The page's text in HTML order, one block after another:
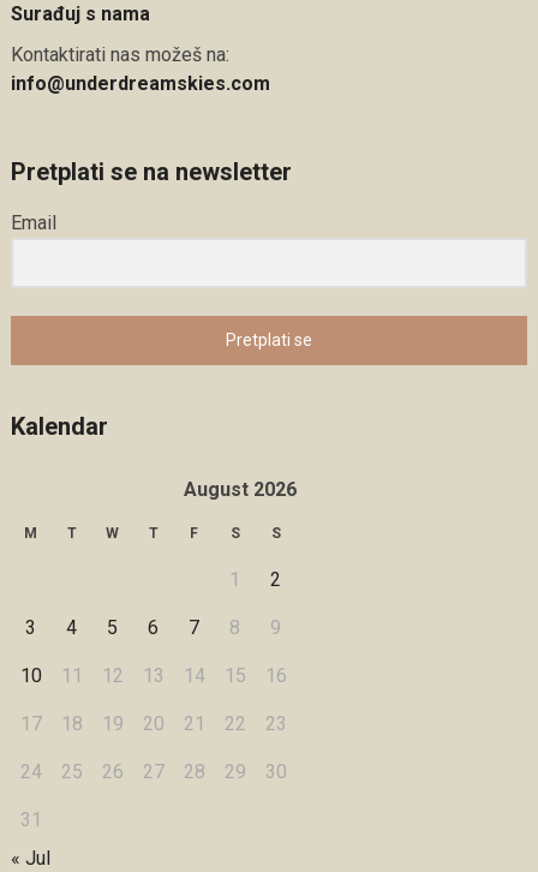
Surađuj s nama
Kontaktirati nas možeš na:
info@underdreamskies.com
Pretplati se na newsletter
Email
Pretplati se
Kalendar
August 2026
M T W T F S S
1 2
3 4 5 6 7 8 9
10 11 12 13 14 15 16
17 18 19 20 21 22 23
24 25 26 27 28 29 30
31
« Jul